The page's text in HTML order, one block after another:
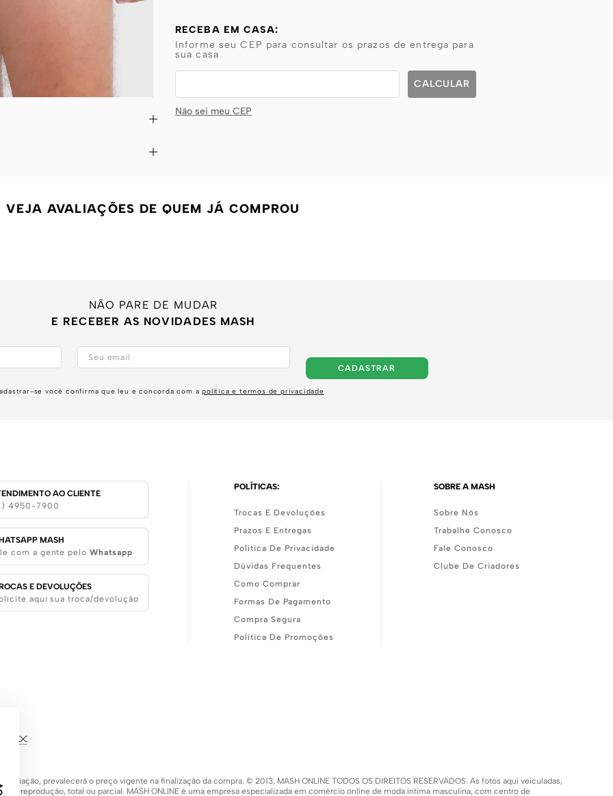
RECEBA EM CASA:
Informe seu CEP para consultar os prazos de entrega para
sua casa
Não sei meu CEP
VEJA AVALIAÇÕES DE QUEM JÁ COMPROU
NÃO PARE DE MUDAR
E RECEBER AS NOVIDADES MASH
CADASTRAR
se você confirma que leu e concorda com apolítica e termos de privacidade
AO CLIENTE
4950-7900
MASH
com a gente peloWhatsapp
E DEVOLUÇÕES
aqui sua troca/devolução
POLÍTICAS:
Trocas E Devoluções
Prazos E Entregas
Política De Privacidade
Dúvidas Frequentes
Como Comprar
Formas De Pagamento
Compra Segura
Política De Promoções
SOBRE A MASH
Sobre Nós
Trabalhe Conosco
Fale Conosco
Clube De Criadores
prevalecerá o preço vigente na finalização da compra. © 2013, MASH ONLINE TODOS OS DIREITOS RESERVADOS. As fotos aqui veiculadas,
sua reprodução, total ou parcial. MASH ONLINE é uma empresa especializada em comércio online de moda íntima masculina, com centro de